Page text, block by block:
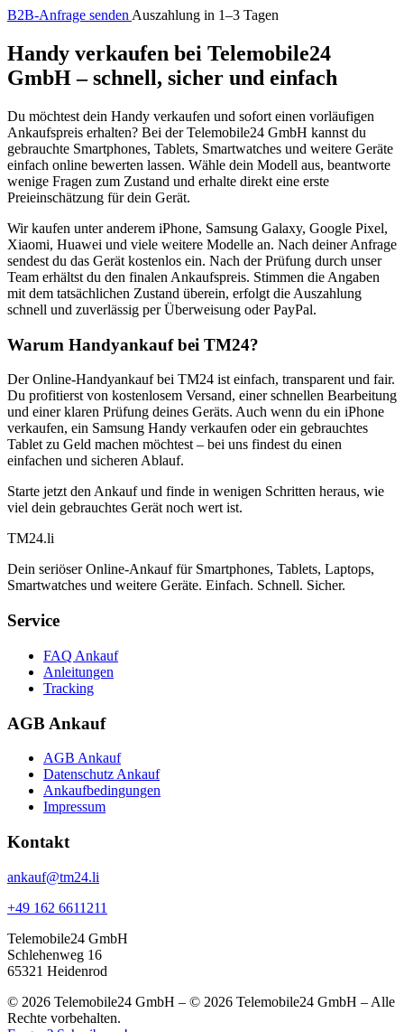
B2B-Anfrage senden Auszahlung in 1–3 Tagen
Handy verkaufen bei Telemobile24
GmbH – schnell, sicher und einfach
Du möchtest dein Handy verkaufen und sofort einen vorläufigen
Ankaufspreis erhalten? Bei der Telemobile24 GmbH kannst du
gebrauchte Smartphones, Tablets, Smartwatches und weitere Geräte
einfach online bewerten lassen. Wähle dein Modell aus, beantworte
wenige Fragen zum Zustand und erhalte direkt eine erste
Preieinschätzung für dein Gerät.
Wir kaufen unter anderem iPhone, Samsung Galaxy, Google Pixel,
Xiaomi, Huawei und viele weitere Modelle an. Nach deiner Anfrage
sendest du das Gerät kostenlos ein. Nach der Prüfung durch unser
Team erhältst du den finalen Ankaufspreis. Stimmen die Angaben
mit dem tatsächlichen Zustand überein, erfolgt die Auszahlung
schnell und zuverlässig per Überweisung oder PayPal.
Warum Handyankauf bei TM24?
Der Online-Handyankauf bei TM24 ist einfach, transparent und fair.
Du profitierst von kostenlosem Versand, einer schnellen Bearbeitung
und einer klaren Prüfung deines Geräts. Auch wenn du ein iPhone
verkaufen, ein Samsung Handy verkaufen oder ein gebrauchtes
Tablet zu Geld machen möchtest – bei uns findest du einen
einfachen und sicheren Ablauf.
Starte jetzt den Ankauf und finde in wenigen Schritten heraus, wie
viel dein gebrauchtes Gerät noch wert ist.
TM24.li
Dein seriöser Online-Ankauf für Smartphones, Tablets, Laptops,
Smartwatches und weitere Geräte. Einfach. Schnell. Sicher.
Service
FAQ Ankauf
Anleitungen
Tracking
AGB Ankauf
AGB Ankauf
Datenschutz Ankauf
Ankaufbedingungen
Impressum
Kontakt
ankauf@tm24.li
+49 162 6611211
Telemobile24 GmbH
Schlehenweg 16
65321 Heidenrod
© 2026 Telemobile24 GmbH – © 2026 Telemobile24 GmbH – Alle
Rechte vorbehalten.